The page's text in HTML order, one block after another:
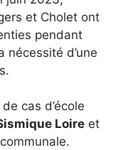
et Cholet ont
pendant
nécessité d’une
cas d’école
Loire et